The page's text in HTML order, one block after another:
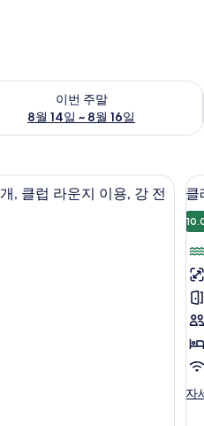
이번 주말
8월 14일 ~ 8월 16일
예약 가능 여부 확인, 8월 14일
프리미엄룸, 킹사이즈침대 1개, 클럽 라
, 클럽 라운지 이용, 강 전
클
래
식
룸,
킹
사
이
즈
침
대
클
자
클